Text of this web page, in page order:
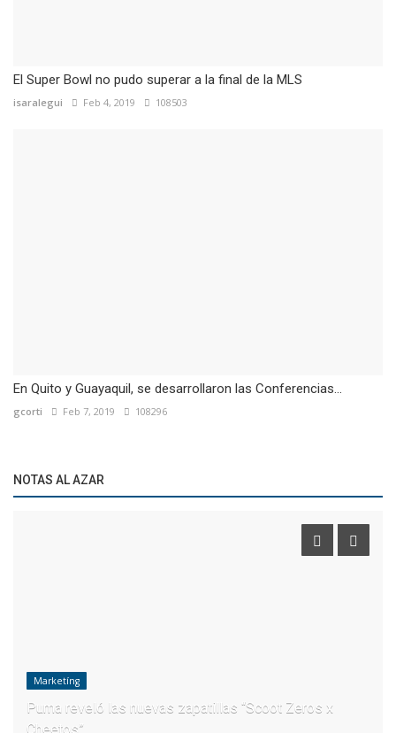
El Super Bowl no pudo superar a la final de la MLS
isaralegui Feb 4, 2019 108503
En Quito y Guayaquil, se desarrollaron las Conferencias...
gcorti Feb 7, 2019 108296
NOTAS AL AZAR
Marketíng
Puma reveló las nuevas zapatillas “Scoot Zeros x
Cheetos”